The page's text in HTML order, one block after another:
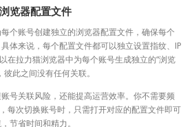
览器配置文件
个账号创建独立的浏览器配置文件，确保每个
体来说，每个配置文件都可以独立设置指纹、IP
在拉力猫浏览器中为每个账号生成独立的“浏览
此之间没有任何关联。
号关联风险，还能提高运营效率。你不需要频
每次切换账号时，只需打开对应的配置文件即可
节省时间和精力。